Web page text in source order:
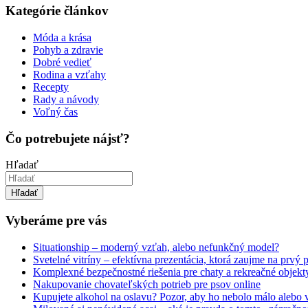
Kategórie článkov
Móda a krása
Pohyb a zdravie
Dobré vedieť
Rodina a vzťahy
Recepty
Rady a návody
Voľný čas
Čo potrebujete nájsť?
Hľadať
Hľadať
Vyberáme pre vás
Situationship – moderný vzťah, alebo nefunkčný model?
Svetelné vitríny – efektívna prezentácia, ktorá zaujme na prvý
Komplexné bezpečnostné riešenia pre chaty a rekreačné
Nakupovanie chovateľských potrieb pre psov online
Kupujete alkohol na oslavu? Pozor, aby ho nebolo málo alebo